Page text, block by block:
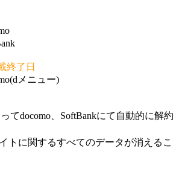
終了日
メニュー)
てdocomo、SoftBankにて自動的に解約
トに関するすべてのデータが消えるこ